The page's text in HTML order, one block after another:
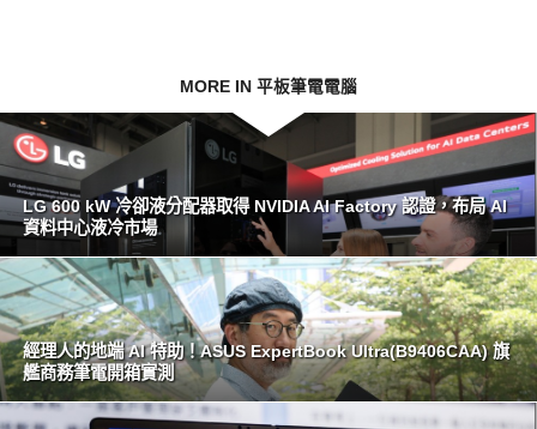
MORE IN 平板筆電電腦
LG 600 kW 冷卻液分配器取得 NVIDIA AI Factory 認證，布局 AI
資料中心液冷市場
經理人的地端 AI 特助！ASUS ExpertBook Ultra(B9406CAA) 旗
艦商務筆電開箱實測